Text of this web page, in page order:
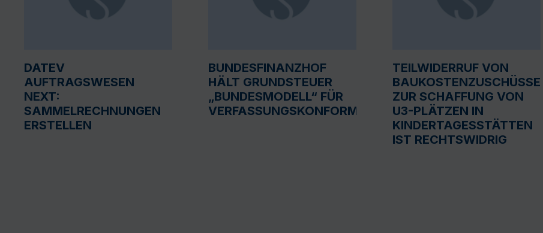
DATEV
AUFTRAGSWESEN
NEXT:
SAMMELRECHNUNGEN
ERSTELLEN
BUNDESFINANZHOF
HÄLT GRUNDSTEUER
„BUNDESMODELL“ FÜR
VERFASSUNGSKONFORM
TEILWIDERRUF VON
BAUKOSTENZUSCHÜSSEN
ZUR SCHAFFUNG VON
U3-PLÄTZEN IN
KINDERTAGESSTÄTTEN
IST RECHTSWIDRIG